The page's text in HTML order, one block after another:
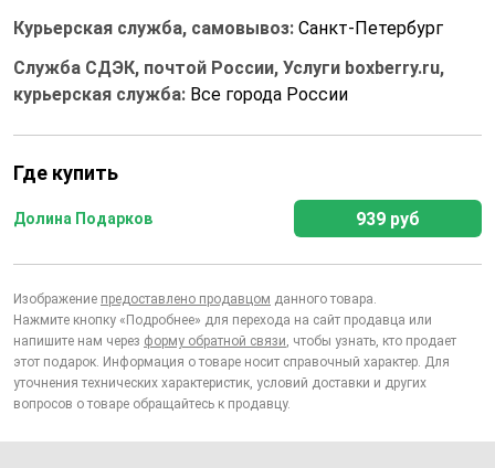
Курьерская служба, самовывоз: Санкт-Петербург
Служба СДЭК, почтой России, Услуги boxberry.ru,
курьерская служба: Все города России
Где купить
Долина Подарков 939 руб
Изображение предоставлено продавцом данного товара.
Нажмите кнопку «Подробнее» для перехода на сайт продавца или
напишите нам через форму обратной связи, чтобы узнать, кто продает
этот подарок. Информация о товаре носит справочный характер. Для
уточнения технических характеристик, условий доставки и других
вопросов о товаре обращайтесь к продавцу.